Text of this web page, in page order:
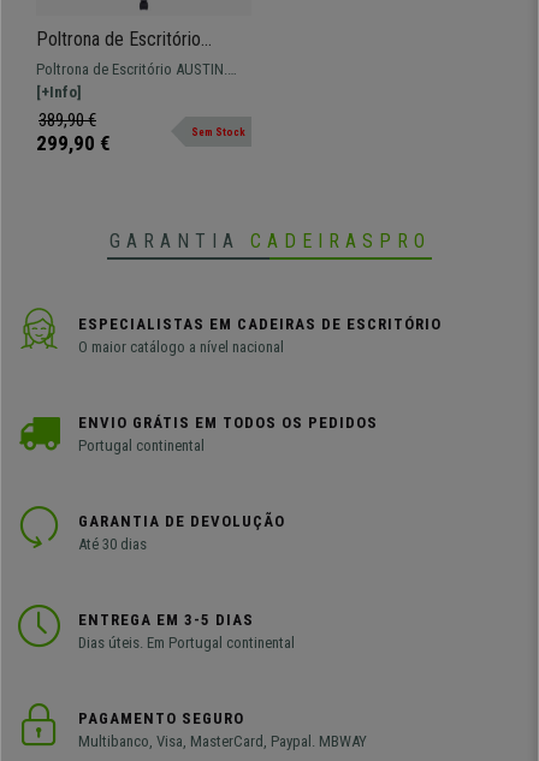
Poltrona de Escritório
AUSTIN, Reclinável, Apoio
para pés Extensível, Em
Pano, Cor Preto
Poltrona de Escritório AUSTIN.
Reclinável e com apoio para os
pés extensível, disponível em
várias cores.
[+Info]
389,90 €
299,90 € Sem Stock
GARANTIA CADEIRASPRO
ESPECIALISTAS EM CADEIRAS DE ESCRITÓRIO
O maior catálogo a nível nacional
ENVIO GRÁTIS EM TODOS OS PEDIDOS
Portugal continental
GARANTIA DE DEVOLUÇÃO
Até 30 dias
ENTREGA EM 3-5 DIAS
Dias úteis. Em Portugal continental
PAGAMENTO SEGURO
Multibanco, Visa, MasterCard, Paypal. MBWAY